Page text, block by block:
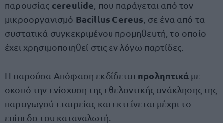
παρουσίας cereulide , που παράγεται από τον
μικροοργανισμό Bacillus Cereus , σε ένα από τα
συστατικά συγκεκριμένου προμηθευτή, το οποίο
έχει χρησιμοποιηθεί στις εν λόγω παρτίδες.
Η παρούσα Απόφαση εκδίδεται προληπτικά με
σκοπό την ενίσχυση της εθελοντικής ανάκλησης της
παραγωγού εταιρείας και εκτείνεται μέχρι το
επίπεδο του καταναλωτή.